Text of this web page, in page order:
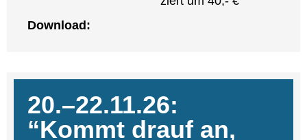
Down­load:
20.–22.11.26:
“Kommt drauf an,